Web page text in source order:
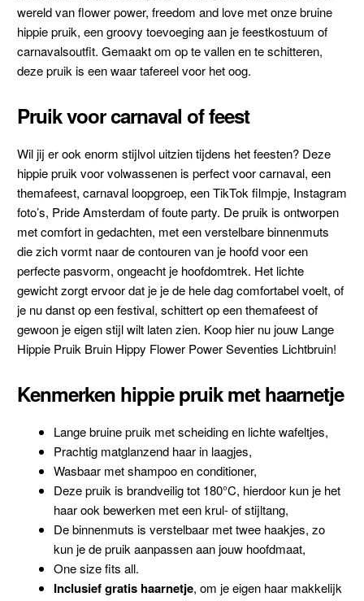
wereld van flower power, freedom and love met onze bruine
hippie pruik, een groovy toevoeging aan je feestkostuum of
carnavalsoutfit. Gemaakt om op te vallen en te schitteren,
deze pruik is een waar tafereel voor het oog.
Pruik voor carnaval of feest
Wil jij er ook enorm stijlvol uitzien tijdens het feesten? Deze
hippie pruik voor volwassenen is perfect voor carnaval, een
themafeest, carnaval loopgroep, een TikTok filmpje, Instagram
foto’s, Pride Amsterdam of foute party. De pruik is ontworpen
met comfort in gedachten, met een verstelbare binnenmuts
die zich vormt naar de contouren van je hoofd voor een
perfecte pasvorm, ongeacht je hoofdomtrek. Het lichte
gewicht zorgt ervoor dat je je de hele dag comfortabel voelt, of
je nu danst op een festival, schittert op een themafeest of
gewoon je eigen stijl wilt laten zien. Koop hier nu jouw Lange
Hippie Pruik Bruin Hippy Flower Power Seventies Lichtbruin!
Kenmerken hippie pruik met haarnetje
Lange bruine pruik met scheiding en lichte wafeltjes,
Prachtig matglanzend haar in laagjes,
Wasbaar met shampoo en conditioner,
Deze pruik is brandveilig tot 180°C, hierdoor kun je het
haar ook bewerken met een krul- of stijltang,
De binnenmuts is verstelbaar met twee haakjes, zo
kun je de pruik aanpassen aan jouw hoofdmaat,
One size fits all.
Inclusief gratis haarnetje, om je eigen haar makkelijk